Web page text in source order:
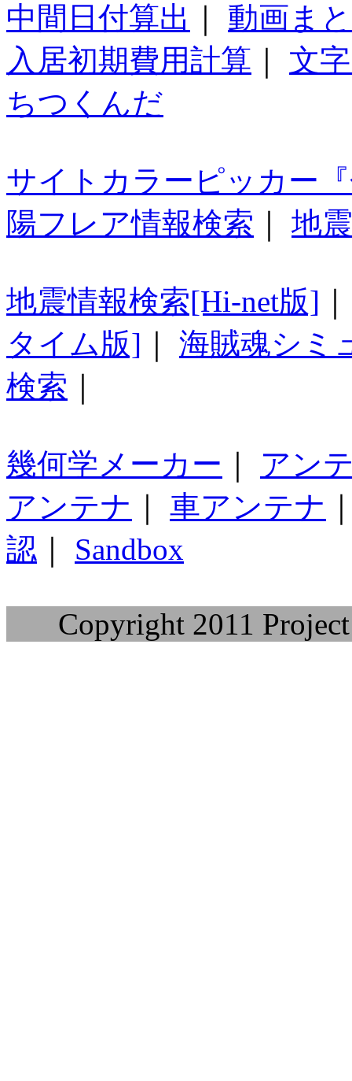
中間日付算出
動画ま
入居初期費用計算
文
ちつくんだ
サイトカラーピッカー
陽フレア情報検索
地
地震情報検索[Hi-net版]
タイム版]
海賊魂シミ
検索
幾何学メーカー
アン
アンテナ
車アンテナ
認
Sandbox
Copyright 2011